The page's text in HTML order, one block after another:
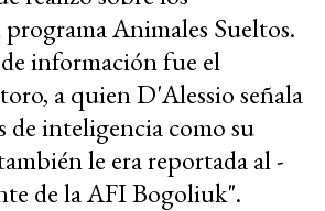
Animales Sueltos.
información fue el
a quien D'Alessio señala
de inteligencia como su
le era reportada al -
de la AFI Bogoliuk".